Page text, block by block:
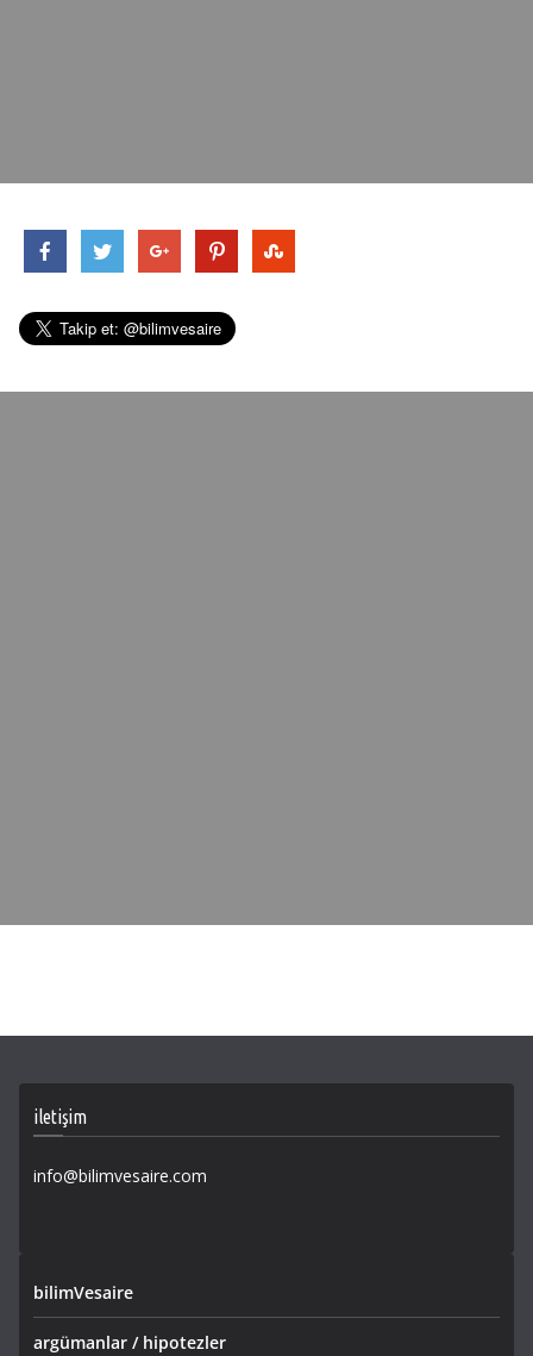
iletişim
info@bilimvesaire.com
bilimVesaire
argümanlar / hipotezler